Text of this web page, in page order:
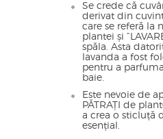
Se crede că
derivat din
care se referă la
plantei și
spăla. Asta
lavanda a fost
pentru a
baie.
Este nevoie de
PĂTRAȚI de
a crea o sticluță
esențial.